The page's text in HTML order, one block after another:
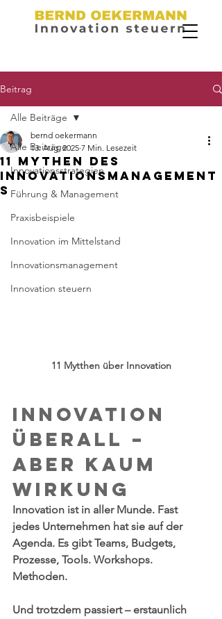
Beitrag
Alle Beiträge
Innovationsstrategien
Führung & Management
Praxisbeispiele
Innovation im Mittelstand
Innovationsmanagement
Innovation steuern
Alle Beiträge
11 Mythen des
Innovationsmanagement
s
bernd oekermann
13. Aug. 2025 7 Min. Lesezeit
11 Mytthen über Innovation
Innovation
überall –
aber kaum
Wirkung
Innovation ist in aller Munde. Fast
jedes Unternehmen hat sie auf der
Agenda. Es gibt Teams, Budgets,
Prozesse, Tools. Workshops.
Methoden.
Und trotzdem passiert – erstaunlich